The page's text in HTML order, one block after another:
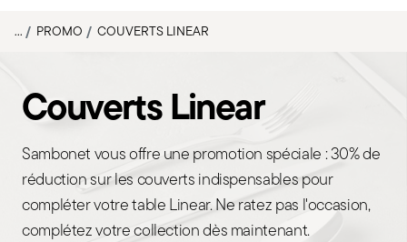
... PROMO COUVERTS LINEAR
Couverts Linear
Sambonet vous offre une promotion spéciale : 30% de
réduction sur les couverts indispensables pour
compléter votre table Linear. Ne ratez pas l'occasion,
complétez votre collection dès maintenant.